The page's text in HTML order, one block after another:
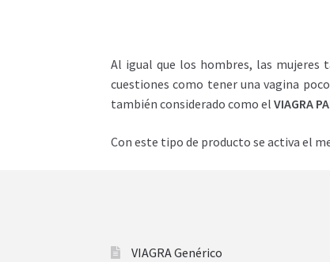
Al igual que los hombres, las mujeres
cuestiones como tener una vagina
también considerado como elVIAGRA
Con este tipo de producto se activa el
VIAGRA Genérico